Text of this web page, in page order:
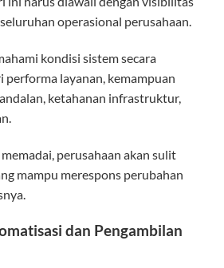
operasional perusahaan.
kondisi sistem secara
performa layanan, kemampuan
ketahanan infrastruktur,
perusahaan akan sulit
mampu merespons perubahan
dan Pengambilan